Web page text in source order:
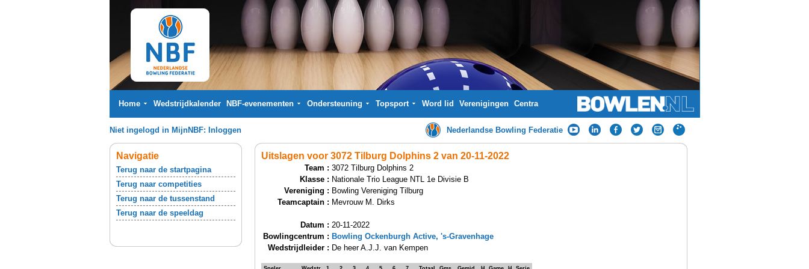
Home Wedstrijdkalender NBF-evenementen Ondersteuning Topsport Word lid Verenigingen Centra
Niet ingelogd in MijnNBF: Inloggen Nederlandse Bowling Federatie
Navigatie
Terug naar de startpagina
Terug naar competities
Terug naar de tussenstand
Terug naar de speeldag
Uitslagen voor 3072 Tilburg Dolphins 2 van 20-11-2022
Team : 3072 Tilburg Dolphins 2
Klasse : Nationale Trio League NTL 1e Divisie B
Vereniging : Bowling Vereniging Tilburg
Teamcaptain : Mevrouw M. Dirks
Datum : 20-11-2022
Bowlingcentrum : Bowling Ockenburgh Active, 's-Gravenhage
Wedstrijdleider : De heer A.J.J. van Kempen